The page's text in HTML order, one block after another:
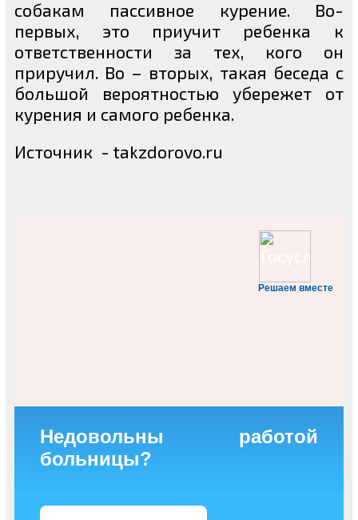
собакам пассивное курение. Во-
первых, это приучит ребенка к
ответственности за тех, кого он
приручил. Во – вторых, такая беседа с
большой вероятностью убережет от
курения и самого ребенка.
Источник - takzdorovo.ru
Решаем вместе
Недовольны работой
больницы?